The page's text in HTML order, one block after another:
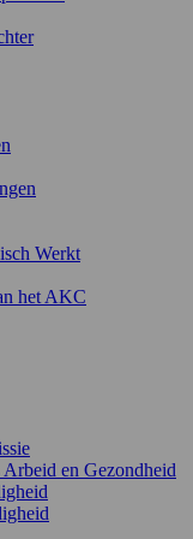
Werkt
het AKC
en Gezondheid